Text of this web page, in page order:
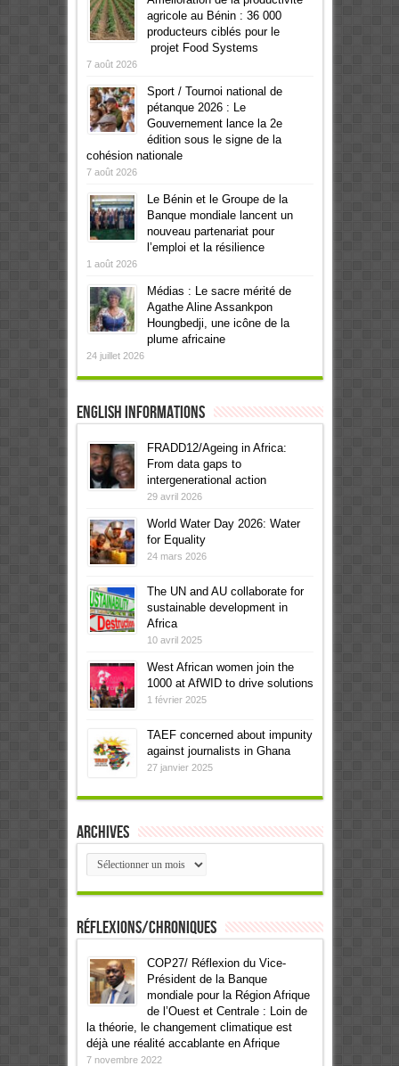
agricole au Bénin : 36 000
producteurs ciblés pour le
projet Food Systems
7 août 2026
Sport / Tournoi national de
pétanque 2026 : Le
Gouvernement lance la 2e
édition sous le signe de la
cohésion nationale
7 août 2026
Le Bénin et le Groupe de la
Banque mondiale lancent un
nouveau partenariat pour
l’emploi et la résilience
1 août 2026
Médias : Le sacre mérité de
Agathe Aline Assankpon
Houngbedji, une icône de la
plume africaine
24 juillet 2026
English informations
FRADD12/Ageing in Africa:
From data gaps to
intergenerational action
29 avril 2026
World Water Day 2026: Water
for Equality
24 mars 2026
The UN and AU collaborate for
sustainable development in
Africa
10 avril 2025
West African women join the
1000 at AfWID to drive solutions
1 février 2025
TAEF concerned about impunity
against journalists in Ghana
27 janvier 2025
Archives
Archives
Réflexions/Chroniques
COP27/ Réflexion du Vice-
Président de la Banque
mondiale pour la Région Afrique
de l’Ouest et Centrale : Loin de
la théorie, le changement climatique est
déjà une réalité accablante en Afrique
7 novembre 2022